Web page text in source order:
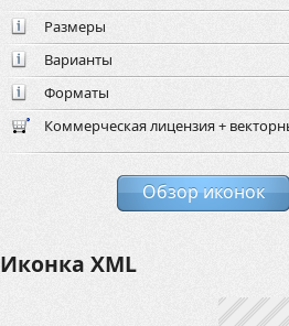
Размеры
Варианты
Форматы
Коммерческая лицензия +
Обзор иконок
Иконка XML